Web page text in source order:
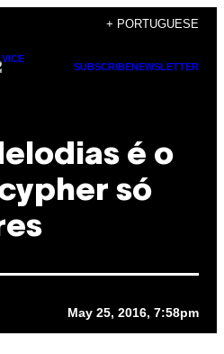
+ PORTUGUESE
SUBSCRIBENEWSLETTER
é o
só
May 25, 2016, 7:58pm